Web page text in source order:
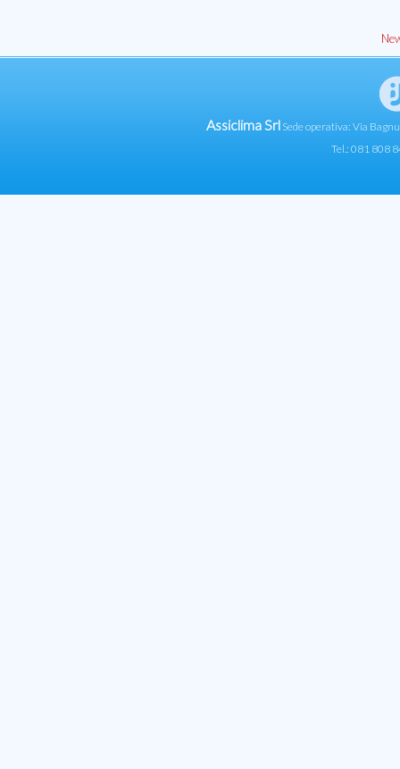
Assiclima Srl Sede operativa: Via
Tel.: 081 808